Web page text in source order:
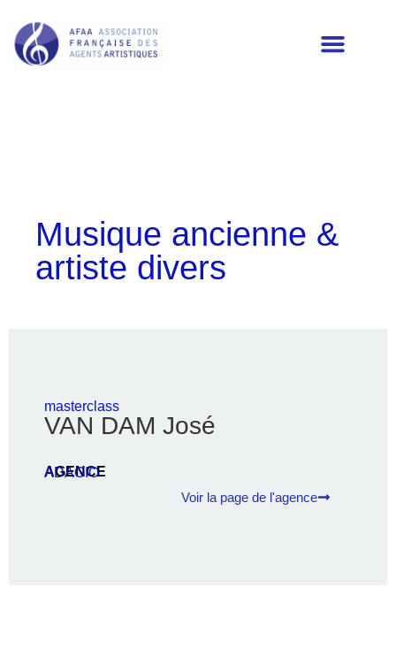
Musique ancienne &
artiste divers
masterclass
VAN DAM José
AGENCE
ADAGIO
Voir la page de l'agence